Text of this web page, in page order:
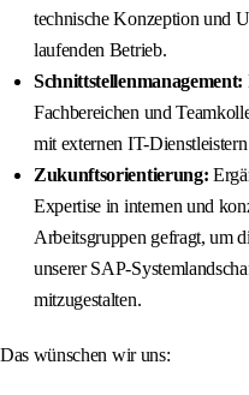
technische Konzeption und
laufenden Betrieb.
Schnittstellenmanagement:
Fachbereichen und
mit externen IT-Dienstleistern
Zukunftsorientierung:
Expertise in internen und
Arbeitsgruppen gefragt, um
unserer SAP-
mitzugestalten.
Das wünschen wir uns: